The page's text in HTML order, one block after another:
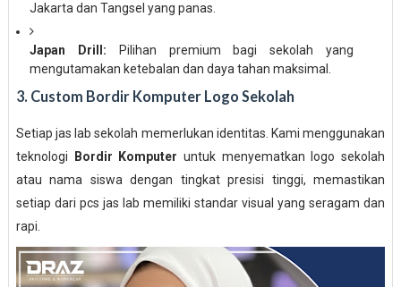
Jakarta dan Tangsel yang panas.
Japan Drill: Pilihan premium bagi sekolah yang
mengutamakan ketebalan dan daya tahan maksimal.
3. Custom Bordir Komputer Logo Sekolah
Setiap jas lab sekolah memerlukan identitas. Kami menggunakan
teknologi
Bordir Komputer untuk menyematkan logo sekolah
atau nama siswa dengan tingkat presisi tinggi, memastikan
setiap dari pcs jas lab memiliki standar visual yang seragam dan
rapi.